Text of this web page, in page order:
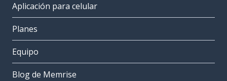
Aplicación para celular
Planes
Equipo
Blog de Memrise